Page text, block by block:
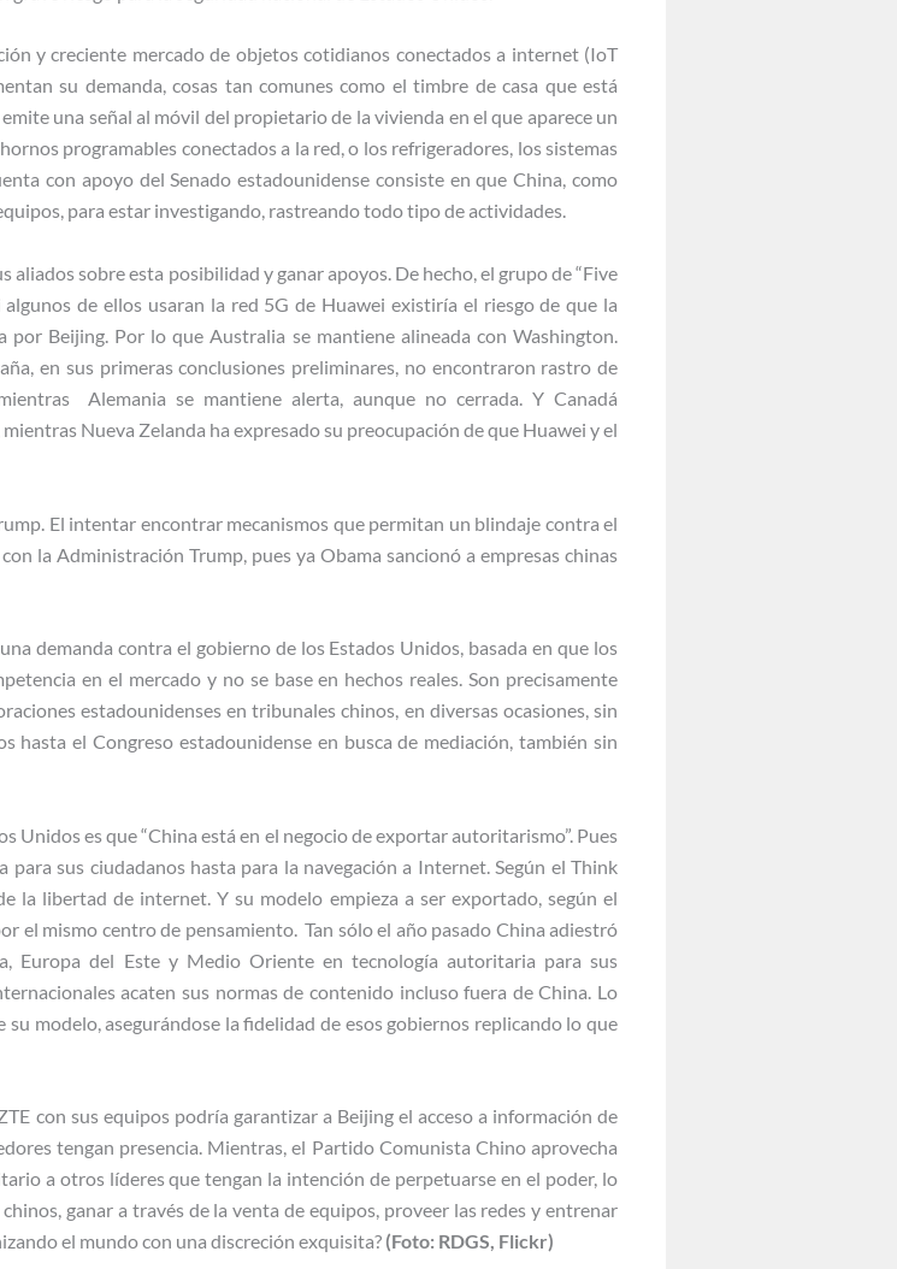
y creciente mercado de objetos cotidianos conectados a internet (IoT
su demanda, cosas tan comunes como el timbre de casa que está
una señal al móvil del propietario de la vivienda en el que aparece un
programables conectados a la red, o los refrigeradores, los sistemas
con apoyo del Senado estadounidense consiste en que China, como
para estar investigando, rastreando todo tipo de actividades.
sobre esta posibilidad y ganar apoyos. De hecho, el grupo de “Five
de ellos usaran la red 5G de Huawei existiría el riesgo de que la
Beijing. Por lo que Australia se mantiene alineada con Washington.
en sus primeras conclusiones preliminares, no encontraron rastro de
Alemania se mantiene alerta, aunque no cerrada. Y Canadá
Nueva Zelanda ha expresado su preocupación de que Huawei y el
El intentar encontrar mecanismos que permitan un blindaje contra el
la Administración Trump, pues ya Obama sancionó a empresas chinas
demanda contra el gobierno de los Estados Unidos, basada en que los
en el mercado y no se base en hechos reales. Son precisamente
estadounidenses en tribunales chinos, en diversas ocasiones, sin
hasta el Congreso estadounidense en busca de mediación, también sin
Unidos es que “China está en el negocio de exportar autoritarismo”. Pues
sus ciudadanos hasta para la navegación a Internet. Según el Think
la libertad de internet. Y su modelo empieza a ser exportado, según el
el mismo centro de pensamiento. Tan sólo el año pasado China adiestró
Europa del Este y Medio Oriente en tecnología autoritaria para sus
acaten sus normas de contenido incluso fuera de China. Lo
modelo, asegurándose la fidelidad de esos gobiernos replicando lo que
con sus equipos podría garantizar a Beijing el acceso a información de
tengan presencia. Mientras, el Partido Comunista Chino aprovecha
a otros líderes que tengan la intención de perpetuarse en el poder, lo
ganar a través de la venta de equipos, proveer las redes y entrenar
el mundo con una discreción exquisita? (Foto: RDGS, Flickr)